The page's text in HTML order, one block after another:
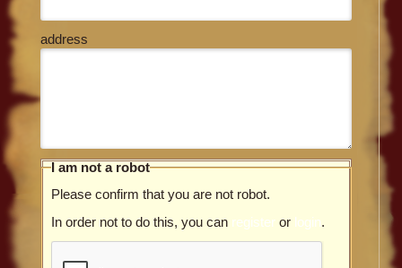
address
I am not a robot
Please confirm that you are not robot.
In order not to do this, you can register or login.